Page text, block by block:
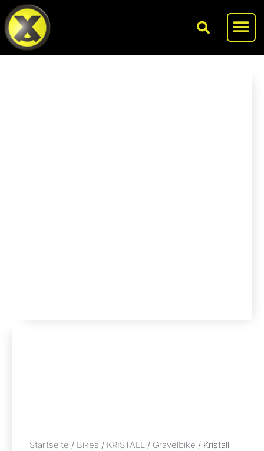
Startseite / Bikes / KRISTALL / Gravelbike / Kristall